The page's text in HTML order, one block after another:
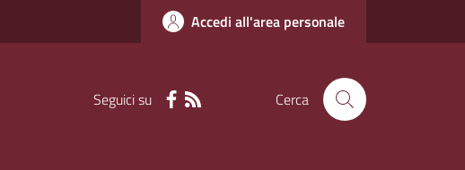
Accedi all'area personale
Seguici su Cerca